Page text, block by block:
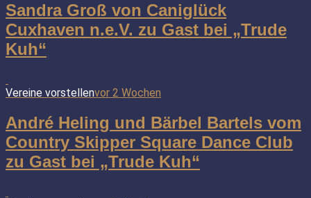
Sandra Groß von Caniglück
Cuxhaven n.e.V. zu Gast bei „Trude
Kuh“
Vereine vorstellenvor 2 Wochen
André Heling und Bärbel Bartels vom
Country Skipper Square Dance Club
zu Gast bei „Trude Kuh“